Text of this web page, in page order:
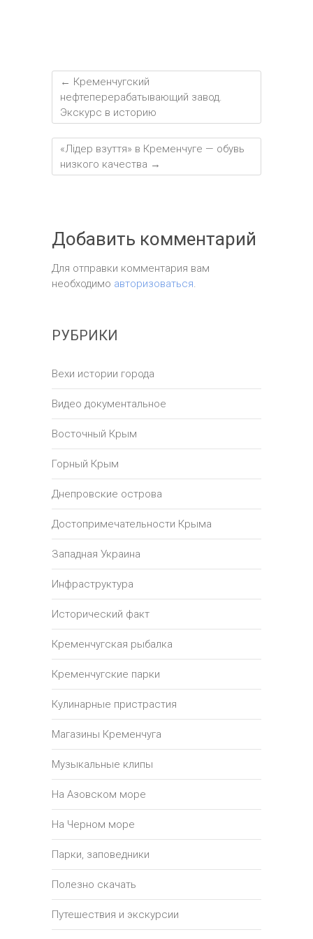
← Кременчугский
нефтеперерабатывающий завод.
Экскурс в историю
«Лідер взуття» в Кременчуге — обувь
низкого качества →
Добавить комментарий
Для отправки комментария вам
необходимо авторизоваться.
РУБРИКИ
Вехи истории города
Видео документальное
Восточный Крым
Горный Крым
Днепровские острова
Достопримечательности Крыма
Западная Украина
Инфраструктура
Исторический факт
Кременчугская рыбалка
Кременчугские парки
Кулинарные пристрастия
Магазины Кременчуга
Музыкальные клипы
На Азовском море
На Черном море
Парки, заповедники
Полезно скачать
Путешествия и экскурсии